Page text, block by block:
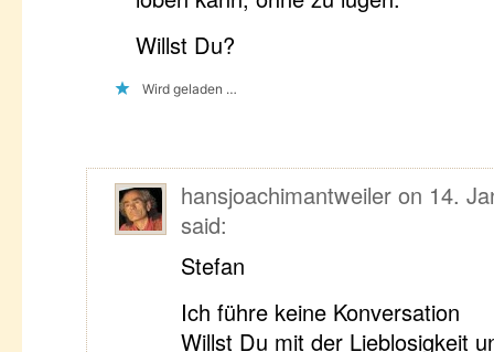
Willst Du?
Wird geladen …
hansjoachimantweiler on 14.
said:
Stefan
Ich führe keine Konversation
Willst Du mit der Lieblosigkeit